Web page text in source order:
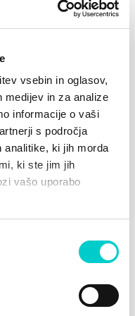
vsebin in oglasov,
medijev in za analize
informacije o vaši
s področja
analitike, ki jih morda
ki ste jim jih
vašo uporabo
zahodi! Želite
salonu bomo